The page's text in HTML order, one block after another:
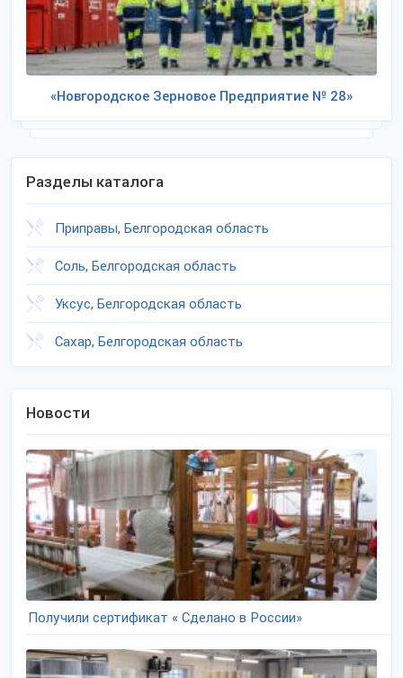
«Новгородское Зерновое Предприятие № 28»
Разделы каталога
Приправы, Белгородская область
Соль, Белгородская область
Уксус, Белгородская область
Сахар, Белгородская область
Новости
Получили сертификат « Сделано в России»